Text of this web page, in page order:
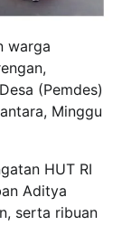
warga
(Pemdes)
Minggu
HUT RI
Aditya
serta ribuan